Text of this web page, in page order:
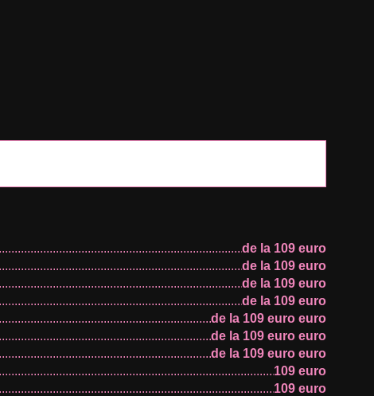
de la 109 euro
de la 109 euro
de la 109 euro
de la 109 euro
de la 109 euro euro
de la 109 euro euro
de la 109 euro euro
109 euro
109 euro